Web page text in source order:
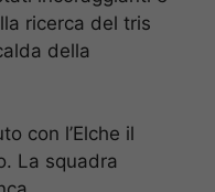
ricerca del tris
della
con l’Elche il
La squadra